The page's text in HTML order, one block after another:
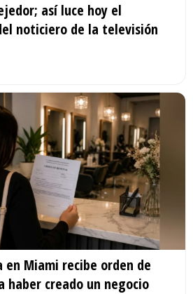
así luce hoy el
noticiero de la televisión
en Miami recibe orden de
haber creado un negocio